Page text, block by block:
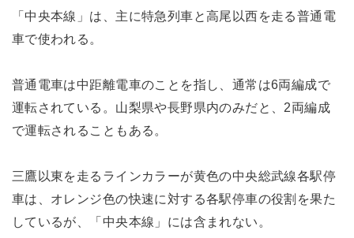
「中央本線」は、主に特急列車と高尾以西を走る普通電
車で使われる。
普通電車は中距離電車のことを指し、通常は6両編成で
運転されている。山梨県や長野県内のみだと、2両編成
で運転されることもある。
三鷹以東を走るラインカラーが黄色の中央総武線各駅停
車は、オレンジ色の快速に対する各駅停車の役割を果た
しているが、「中央本線」には含まれない。